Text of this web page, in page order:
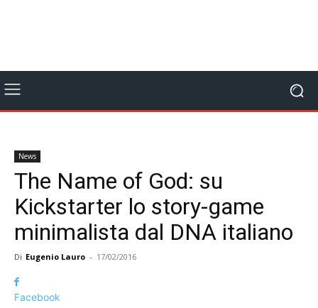
News
The Name of God: su
Kickstarter lo story-game
minimalista dal DNA italiano
Di Eugenio Lauro - 17/02/2016
Facebook